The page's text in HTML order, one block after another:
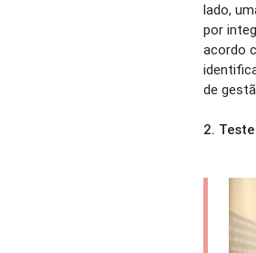
lado,
por
acordo
de
2.